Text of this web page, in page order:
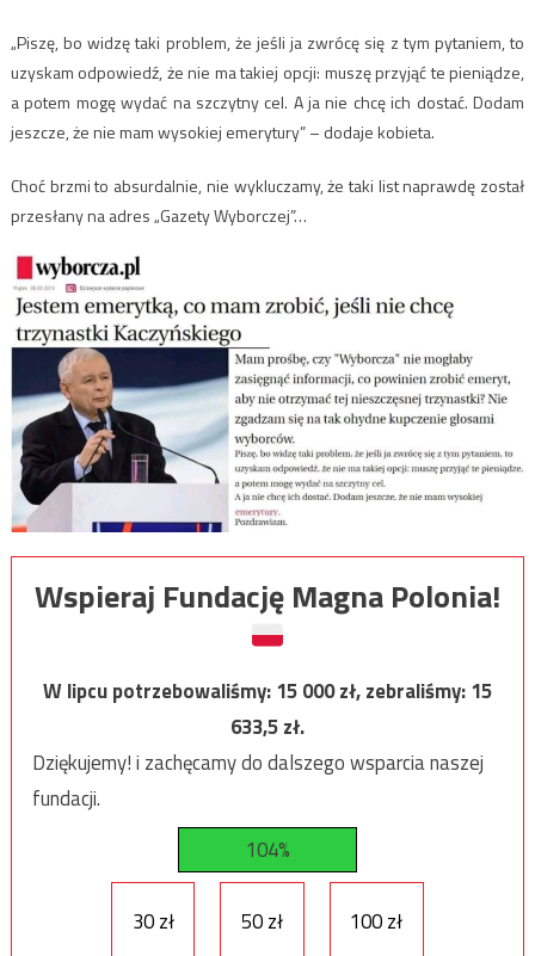
„Piszę, bo widzę taki problem, że jeśli ja zwrócę się z tym pytaniem, to
uzyskam odpowiedź, że nie ma takiej opcji: muszę przyjąć te pieniądze,
a potem mogę wydać na szczytny cel. A ja nie chcę ich dostać. Dodam
jeszcze, że nie mam wysokiej emerytury” – dodaje kobieta.
Choć brzmi to absurdalnie, nie wykluczamy, że taki list naprawdę został
przesłany na adres „Gazety Wyborczej”…
Wspieraj Fundację Magna Polonia!
W lipcu potrzebowaliśmy:15 000zł, zebraliśmy:15
633,5zł.
Dziękujemy! i zachęcamy do dalszego wsparcia naszej
fundacji.
104%
30 zł 50 zł 100 zł